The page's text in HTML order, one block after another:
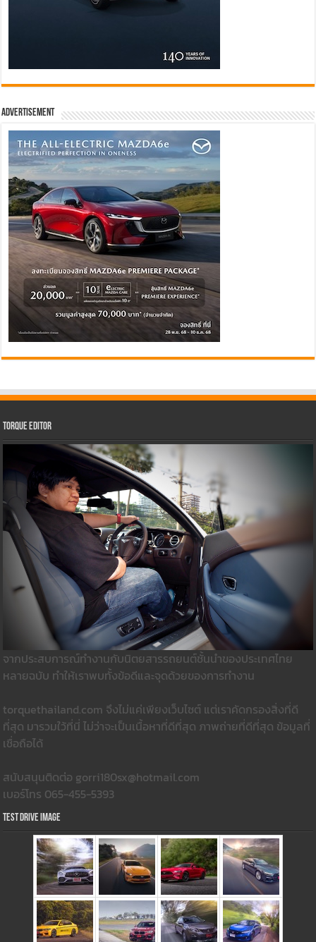
Advertisement
Torque Editor
จากประสบการณ์ทำงานกับนิตยสารรถยนต์ชั้นนำของประเทศไทย
หลายฉบับ ทำให้เราพบทั้งข้อดีและจุดด้วยของการทำงาน
torquethailand.com จึงไม่แค่เพียงเว็บไซต์ แต่เราคัดกรองสิ่งที่ดี
ที่สุด มารวมใว้ที่นี่ ไม่ว่าจะเป็นเนื้อหาที่ดีที่สุด ภาพถ่ายที่ดีที่สุด ข้อมูลที่
เชื่อถือได้
สนับสนุนติดต่อ gorri180sx@hotmail.com
เบอร์โทร 065-455-5393
Test Drive Image